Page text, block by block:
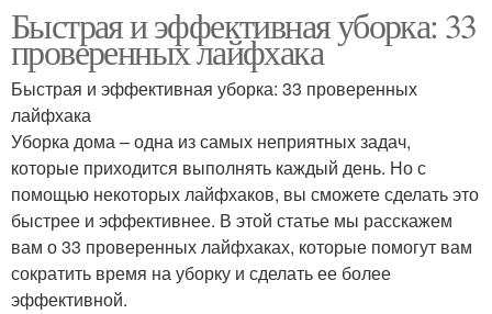
Быстрая и эффективная уборка: 33
проверенных лайфхака
Быстрая и эффективная уборка: 33 проверенных
лайфхака
Уборка дома – одна из самых неприятных задач,
которые приходится выполнять каждый день. Но с
помощью некоторых лайфхаков, вы сможете сделать это
быстрее и эффективнее. В этой статье мы расскажем
вам о 33 проверенных лайфхаках, которые помогут вам
сократить время на уборку и сделать ее более
эффективной.